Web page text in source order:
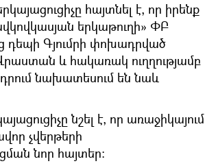
հայտնել է, որ իրենք
երկաթուղի» ՓԲ
դեպի Գյումրի փոխադրված
և հակառակ ուղղությամբ
նախատեսում են նաև
նշել է, որ առաջիկայում
չվերթերի
նոր հայտեր: